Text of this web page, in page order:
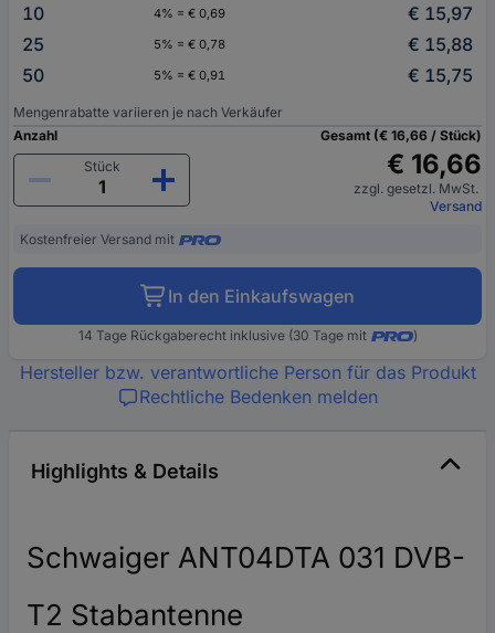
10
4% = € 0,69
€ 15,97
25
5% = € 0,78
€ 15,88
50
5% = € 0,91 € 15,75
Mengenrabatte variieren je nach Verkäufer
Anzahl
Stück
Gesamt (€ 16,66 / Stück)
€ 16,66
zzgl. gesetzl. MwSt.
Versand
Kostenfreier Versand mit
In den Einkaufswagen
14 Tage Rückgaberecht inklusive (30 Tage mit )
Hersteller bzw. verantwortliche Person für das Produkt
Rechtliche Bedenken melden
Highlights & Details
Schwaiger ANT04DTA 031 DVB-
T2 Stabantenne